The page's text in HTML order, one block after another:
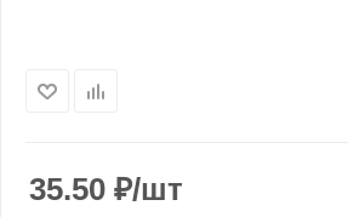
35.50 ₽/шт